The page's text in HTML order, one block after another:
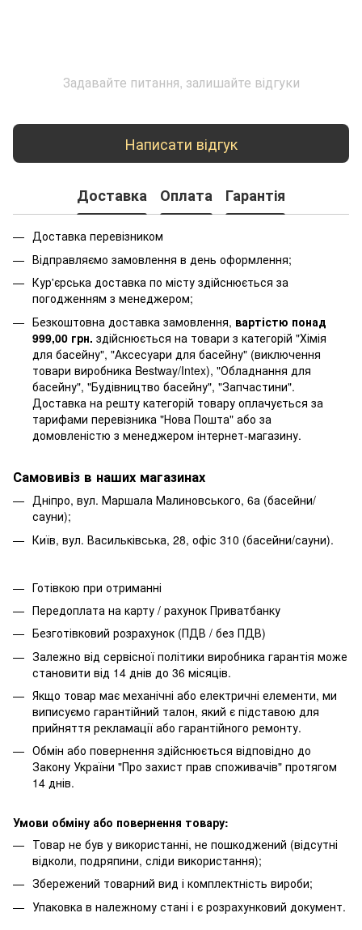
Задавайте питання, залишайте відгуки
Написати відгук
Доставка Оплата Гарантія
Доставка перевізником
Відправляємо замовлення в день оформлення;
Кур'єрська доставка по місту здійснюється за
погодженням з менеджером;
Безкоштовна доставка замовлення, вартістю понад
999,00 грн. здійснюється на товари з категорій "Хімія
для басейну", "Аксесуари для басейну" (виключення
товари виробника Bestway/Intex), "Обладнання для
басейну", "Будівництво басейну", "Запчастини".
Доставка на решту категорій товару оплачується за
тарифами перевізника "Нова Пошта" або за
домовленістю з менеджером інтернет-магазину.
Самовивіз в наших магазинах
Дніпро, вул. Маршала Малиновського, 6а (басейни/
сауни);
Київ, вул. Васильківська, 28, офіс 310 (басейни/сауни).
Готівкою при отриманні
Передоплата на карту / рахунок Приватбанку
Безготівковий розрахунок (ПДВ / без ПДВ)
Залежно від сервісної політики виробника гарантія може
становити від 14 днів до 36 місяців.
Якщо товар має механічні або електричні елементи, ми
виписуємо гарантійний талон, який є підставою для
прийняття рекламації або гарантійного ремонту.
Обмін або повернення здійснюється відповідно до
Закону України "Про захист прав споживачів" протягом
14 днів.
Умови обміну або повернення товару:
Товар не був у використанні, не пошкоджений (відсутні
відколи, подряпини, сліди використання);
Збережений товарний вид і комплектність вироби;
Упаковка в належному стані і є розрахунковий документ.